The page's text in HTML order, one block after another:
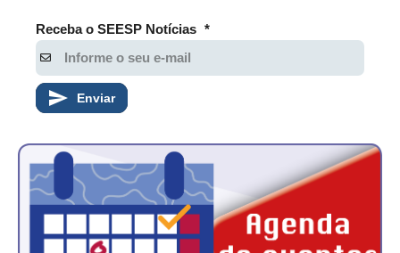
Receba o SEESP Notícias *
Enviar